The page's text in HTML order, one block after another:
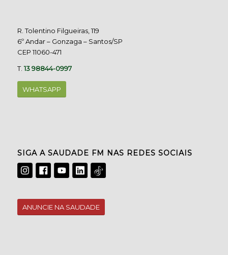
R. Tolentino Filgueiras, 119
6º Andar – Gonzaga – Santos/SP
CEP 11060-471
T.13 98844-0997
WHATSAPP
SIGA A SAUDADE FM NAS REDES SOCIAIS
ANUNCIE NA SAUDADE